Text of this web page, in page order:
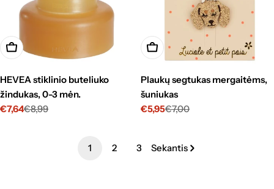
Į krepšelį
HEVEA stiklinio buteliuko
žindukas, 0-3 mėn.
Kaina
€7,64
Standartinė
€8,99
Į krepšelį
Plaukų segtukas mergaitėms,
šuniukas
Kaina
€5,95
Standartinė
€7,00
1 2 3 Sekantis